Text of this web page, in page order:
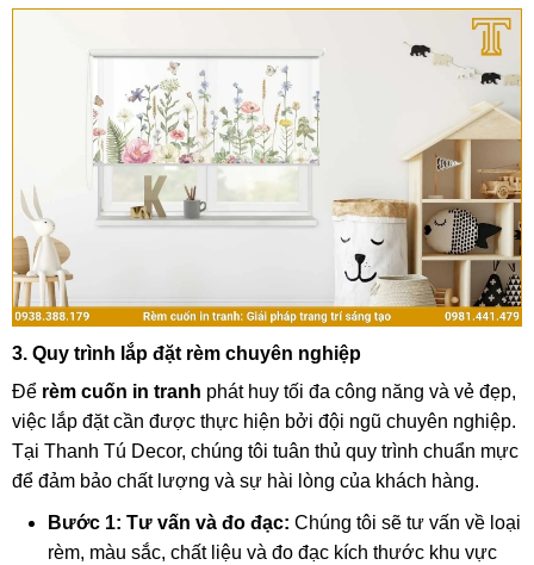
3. Quy trình lắp đặt rèm chuyên nghiệp
Để rèm cuốn in tranh phát huy tối đa công năng và vẻ đẹp,
việc lắp đặt cần được thực hiện bởi đội ngũ chuyên nghiệp.
Tại Thanh Tú Decor, chúng tôi tuân thủ quy trình chuẩn mực
để đảm bảo chất lượng và sự hài lòng của khách hàng.
Bước 1: Tư vấn và đo đạc: Chúng tôi sẽ tư vấn về loại
rèm, màu sắc, chất liệu và đo đạc kích thước khu vực